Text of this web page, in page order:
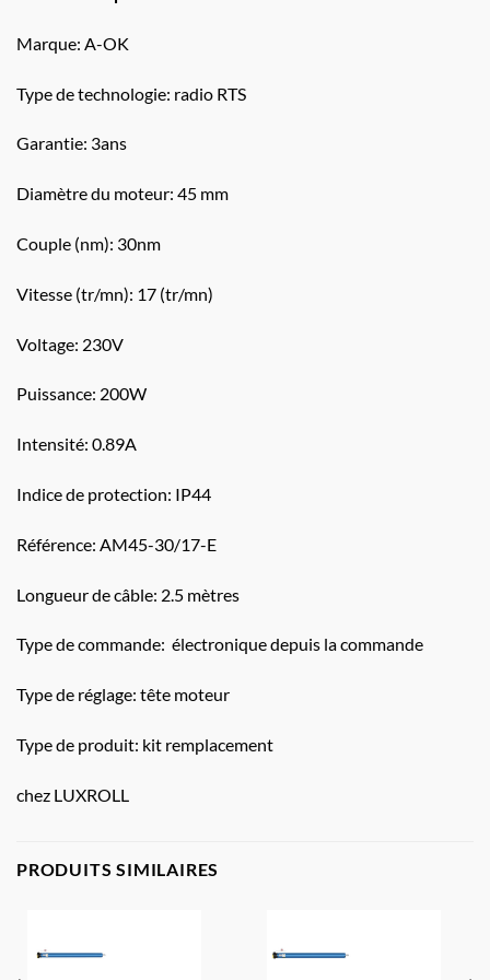
Marque: A-OK
Type de technologie: radio RTS
Garantie: 3ans
Diamètre du moteur: 45 mm
Couple (nm): 30nm
Vitesse (tr/mn): 17 (tr/mn)
Voltage: 230V
Puissance: 200W
Intensité: 0.89A
Indice de protection: IP44
Référence: AM45-30/17-E
Longueur de câble: 2.5 mètres
Type de commande: électronique depuis la commande
Type de réglage: tête moteur
Type de produit: kit remplacement
chez LUXROLL
PRODUITS SIMILAIRES